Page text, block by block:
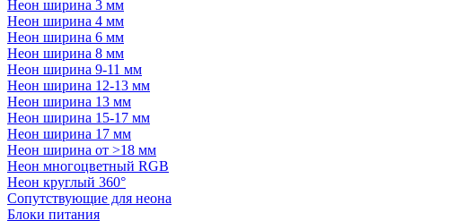
Неон ширина 3 мм
Неон ширина 4 мм
Неон ширина 6 мм
Неон ширина 8 мм
Неон ширина 9-11 мм
Неон ширина 12-13 мм
Неон ширина 13 мм
Неон ширина 15-17 мм
Неон ширина 17 мм
Неон ширина от >18 мм
Неон многоцветный RGB
Неон круглый 360°
Сопутствующие для неона
Блоки питания